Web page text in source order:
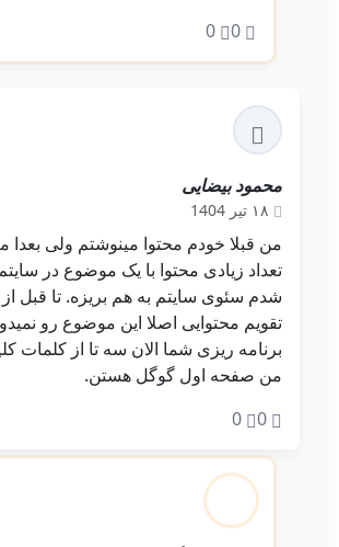
0
0
محمود بیضایی
۱۸ تیر 1404
من قبلا خودم محتوا مینوشتم ولی
تعداد زیادی محتوا با یک موضوع در
شدم سئوی سایتم به هم بریزه. تا قبل
تقویم محتوایی اصلا این موضوع رو
برنامه ریزی شما الان سه تا از کلمات
من صفحه اول گوگل هستن.
0
0